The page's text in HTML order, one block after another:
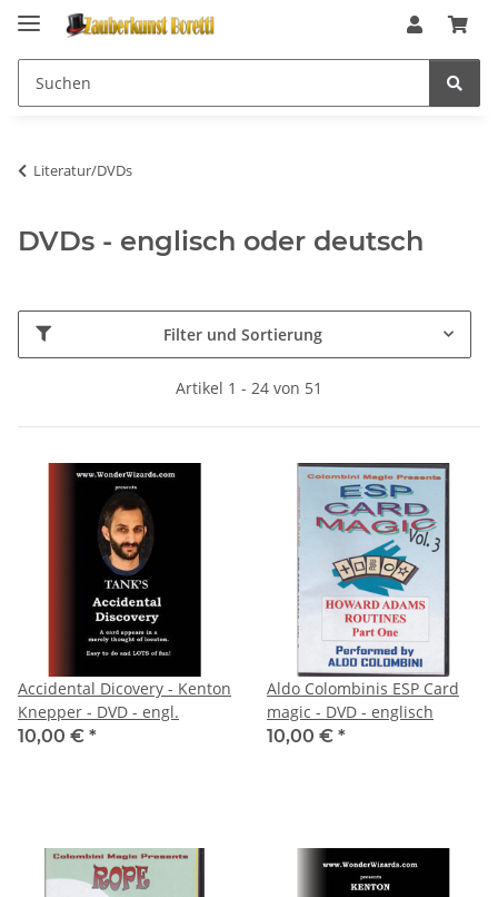
Literatur/DVDs
DVDs - englisch oder deutsch
Filter und Sortierung
Artikel 1 - 24 von 51
Accidental Dicovery - Kenton
Knepper - DVD - engl.
10,00 € *
Aldo Colombinis ESP Card
magic - DVD - englisch
10,00 € *